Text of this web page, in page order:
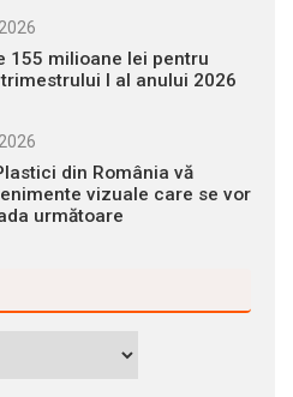
155 milioane lei pentru
I al anului 2026
din România vă
vizuale care se vor
următoare